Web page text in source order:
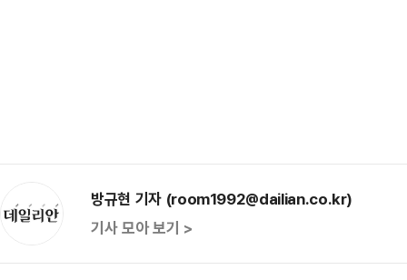
방규현 기자 (room1992@dailian.co.kr)
기사 모아 보기 >